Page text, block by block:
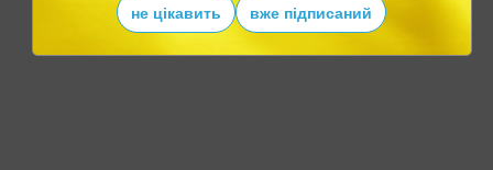
не цікавить вже підписаний